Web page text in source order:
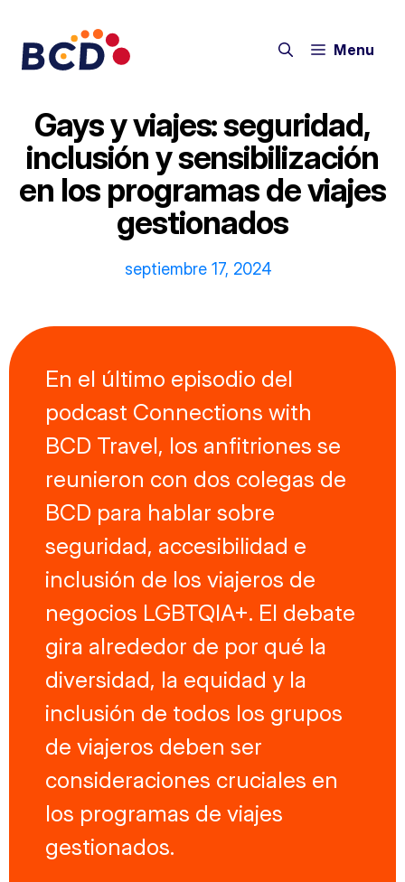
contenido
Menu
Gays y viajes: seguridad,
inclusión y sensibilización
en los programas de viajes
gestionados
septiembre 17, 2024
En el último episodio del
podcast Connections with
BCD Travel, los anfitriones se
reunieron con dos colegas de
BCD para hablar sobre
seguridad, accesibilidad e
inclusión de los viajeros de
negocios LGBTQIA+. El debate
gira alrededor de por qué la
diversidad, la equidad y la
inclusión de todos los grupos
de viajeros deben ser
consideraciones cruciales en
los programas de viajes
gestionados.